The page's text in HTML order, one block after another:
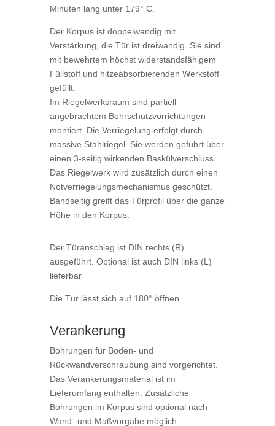
Minuten lang unter 179° C.
Der Korpus ist doppelwandig mit
Verstärkung, die Tür ist dreiwandig. Sie sind
mit bewehrtem höchst widerstandsfähigem
Füllstoff und hitzeabsorbierenden Werkstoff
gefüllt.
Im Riegelwerksraum sind partiell
angebrachtem Bohrschutzvorrichtungen
montiert. Die Verriegelung erfolgt durch
massive Stahlriegel. Sie werden geführt über
einen 3-seitig wirkenden Baskülverschluss.
Das Riegelwerk wird zusätzlich durch einen
Notverriegelungsmechanismus geschützt.
Bandseitig greift das Türprofil über die ganze
Höhe in den Korpus.
Der Türanschlag ist DIN rechts (R)
ausgeführt. Optional ist auch DIN links (L)
lieferbar
Die Tür lässt sich auf 180° öffnen
Verankerung
Bohrungen für Boden- und
Rückwandverschraubung sind vorgerichtet.
Das Verankerungsmaterial ist im
Lieferumfang enthalten. Zusätzliche
Bohrungen im Korpus sind optional nach
Wand- und Maßvorgabe möglich.